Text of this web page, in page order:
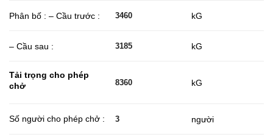
Phân bố : – Cầu trước : 3460 kG
– Cầu sau : 3185 kG
Tải trọng cho phép
chở
8360 kG
Số người cho phép chở : 3 người